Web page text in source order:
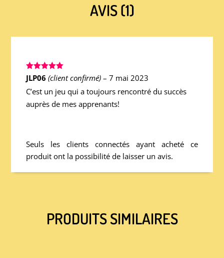
AVIS (1)
Note5 sur
5
JLP06(client confirmé) – 7 mai 2023
C’est un jeu qui a toujours rencontré du succès
auprès de mes apprenants!
Seuls les clients connectés ayant acheté ce
produit ont la possibilité de laisser un avis.
PRODUITS SIMILAIRES